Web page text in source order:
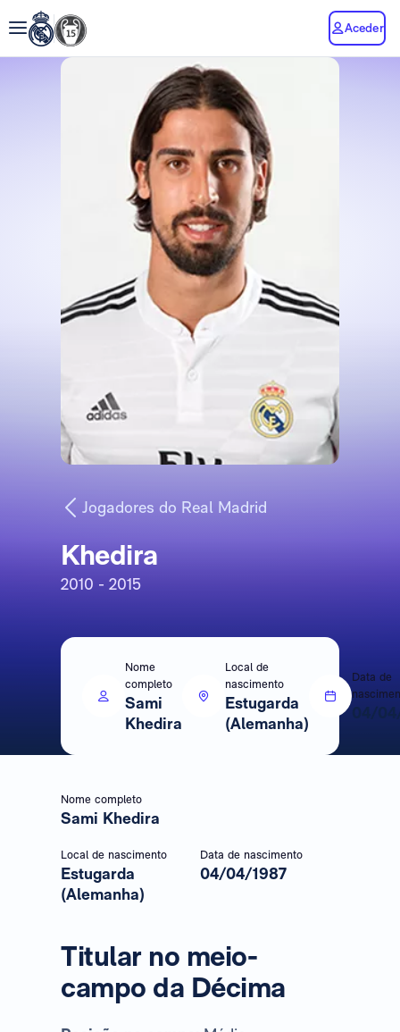
Aceder
Jogadores do Real Madrid
Khedira
2010 - 2015
Nome
completo
Sami
Khedira
Local de
nascimento
Estugarda
(Alemanha)
Data de
04/
Nome completo
Sami Khedira
Local de nascimento
Estugarda
(Alemanha)
Data de nascimento
04/04/1987
Titular no meio-
campo da Décima